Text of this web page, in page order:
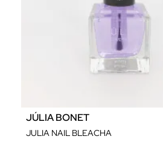
JÚLIA BONET
JULIA NAIL BLEACHA